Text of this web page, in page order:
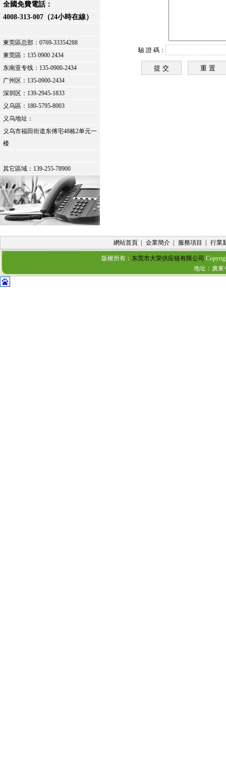
全國免費電話：
4008-313-007（24小時在線）
東莞區总部： 0769-33354288
東莞區： 135 0900 2434
东南亚专线：135-0900-2434
广州区：135-0900-2434
深圳区：139-2945-1833
义乌區： 180-5795-8003
义乌地址：
义乌市福田街道东傅宅48栋2单元一
楼
其它區域：139-255-78900
驗 證 碼：
網站首頁 企業簡介 服務項目 行業
版權所有： 东莞市大荣供应链有限公司
地址：廣東